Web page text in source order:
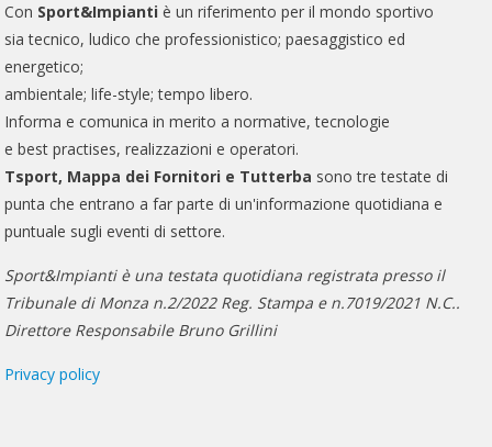
Con Sport&Impianti è un riferimento per il mondo sportivo
sia tecnico, ludico che professionistico; paesaggistico ed
energetico;
ambientale; life-style; tempo libero.
Informa e comunica in merito a normative, tecnologie
e best practises, realizzazioni e operatori.
Tsport, Mappa dei Fornitori e Tutterba sono tre testate di
punta che entrano a far parte di un'informazione quotidiana e
puntuale sugli eventi di settore.
Sport&Impianti è una testata quotidiana registrata presso il
Tribunale di Monza n.2/2022 Reg. Stampa e n.7019/2021 N.C..
Direttore Responsabile Bruno Grillini
Privacy policy